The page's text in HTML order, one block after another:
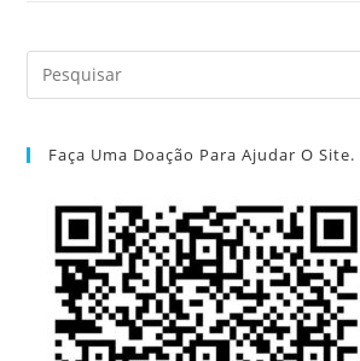
Faça Uma Doação Para Ajudar O